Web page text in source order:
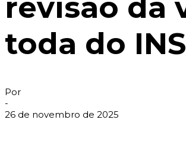
toda do
Por
-
26 de novembro de 2025